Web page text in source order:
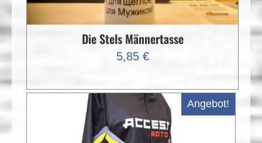
Die Stels Männertasse
5,85 €
Angebot!